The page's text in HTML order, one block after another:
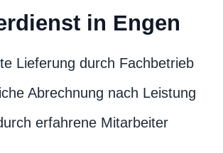
in Engen
Lieferung durch Fachbetrieb
Abrechnung nach Leistung
erfahrene Mitarbeiter